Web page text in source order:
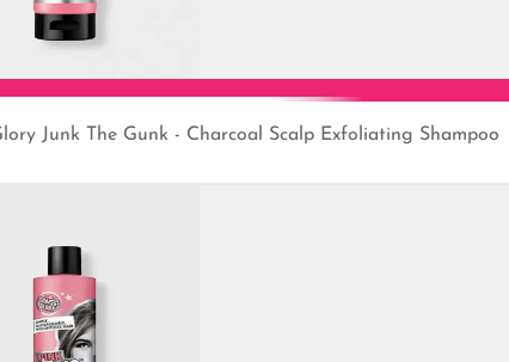
Add to Cart
Junk The Gunk - Charcoal Scalp Exfoliating Shampoo